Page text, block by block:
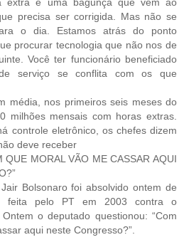
precisa ser corrigida. Mas não se
o dia. Estamos atrás do ponto
procurar tecnologia que não nos de
Você ter funcionário beneficiado
serviço se conflita com os que
média, nos primeiros seis meses do
milhões mensais com horas extras.
controle eletrônico, os chefes dizem
deve receber
QUE MORAL VÃO ME CASSAR AQUI
Bolsonaro foi absolvido ontem de
feita pelo PT em 2003 contra o
o deputado questionou: “Com
aqui neste Congresso?”.